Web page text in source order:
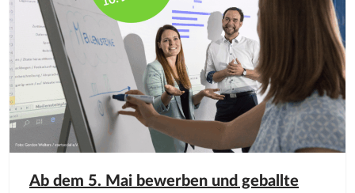
Ab dem 5. Mai bewerben und geballte